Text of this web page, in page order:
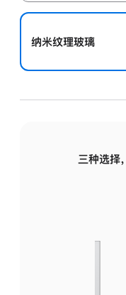
纳米纹理玻璃
三种选择